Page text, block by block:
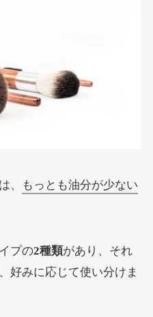
、 もっと も油分が少ない
プの2種類があり、それ
好みに応じて使い分けま